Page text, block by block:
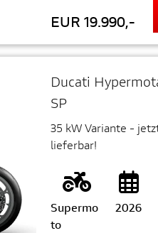
EUR 19.990,-
Ducati
SP
35 kW Variante -
lieferbar!
Supermo
to
2026